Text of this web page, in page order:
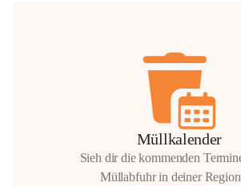
Müllkalender
Sieh dir die kommenden
Müllabfuhr in deiner